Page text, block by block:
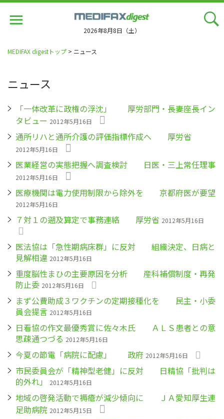
2026年8月8日（土）
MEDIFAX digestトップ > ニュース
ニュース
「一体改革に政権の浮沈」 厚労部門・長妻座長イン
タビュー 2012年5月16日
通所リハと通所介護の評価指標作成へ 厚労省
2012年5月16日
医業経営の実態把握へ調査検討 日医・三上常任理事
2012年5月16日
医療機関は電力使用制限から除外を 京都府医が要望
2012年5月16日
７対１の遡及算定で事務連絡 厚労省 2012年5月16日
医法協は「急性期病床群」に反対 組織決定、日病と
見解相違 2012年5月16日
重度脳性まひの主要原因を分析 産科補償制度・再発
防止委 2012年5月16日
まず公費助成３ワクチンの定期接種化を 民主・小委
員会提言 2012年5月16日
日看協の作文最優秀賞に佐々木氏 ＡＬＳ患者との意
思疎通つづる 2012年5月16日
今夏の節電「病院に配慮」 政府 2012年5月16日
市民委員会が「精神型老健」に反対 日精協「批判は
的外れ」
2012年5月16日
地域の啓発活動で褥瘡が減少傾向に ＪＡ愛知厚生連
足助病院 2012年5月15日